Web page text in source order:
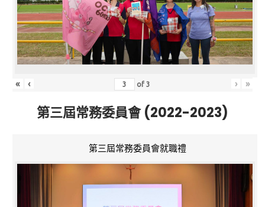
« ‹ of3 › »
第三屆常務委員會 (2022-2023)
第三屆常務委員會就職禮